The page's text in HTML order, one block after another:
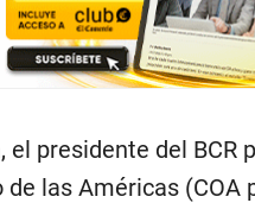
el presidente del BCR
las Américas (COA